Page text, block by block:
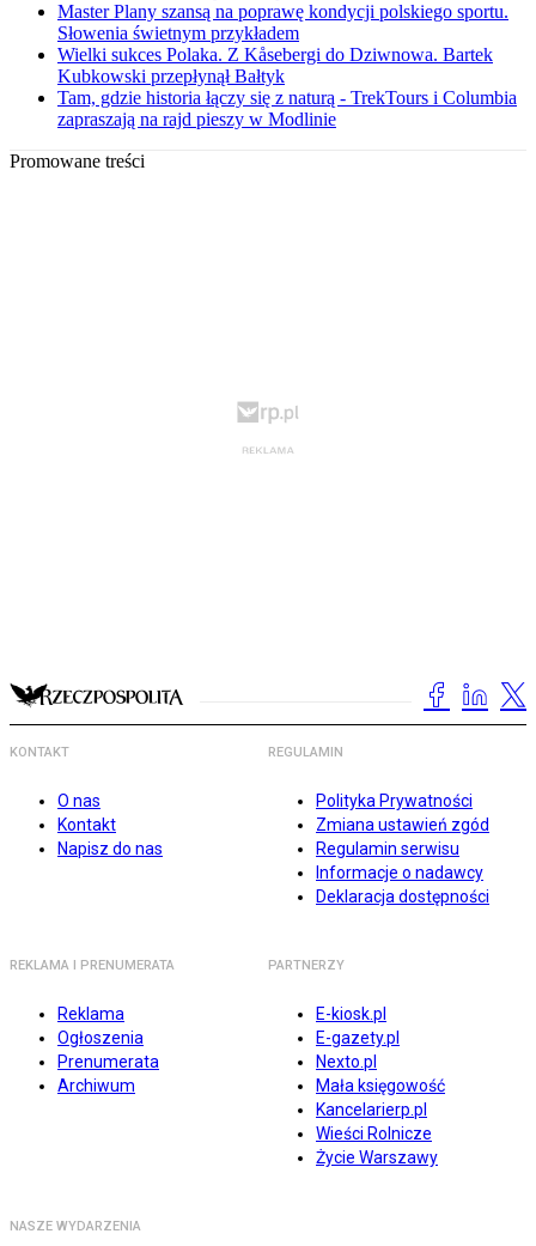
Master Plany szansą na poprawę kondycji polskiego sportu.
Słowenia świetnym przykładem
Wielki sukces Polaka. Z Kåsebergi do Dziwnowa. Bartek
Kubkowski przepłynął Bałtyk
Tam, gdzie historia łączy się z naturą - TrekTours i Columbia
zapraszają na rajd pieszy w Modlinie
Promowane treści
KONTAKT
O nas
Kontakt
Napisz do nas
REGULAMIN
Polityka Prywatności
Zmiana ustawień zgód
Regulamin serwisu
Informacje o nadawcy
Deklaracja dostępności
REKLAMA I PRENUMERATA
Reklama
Ogłoszenia
Prenumerata
Archiwum
PARTNERZY
E-kiosk.pl
E-gazety.pl
Nexto.pl
Mała księgowość
Kancelarierp.pl
Wieści Rolnicze
Życie Warszawy
NASZE WYDARZENIA